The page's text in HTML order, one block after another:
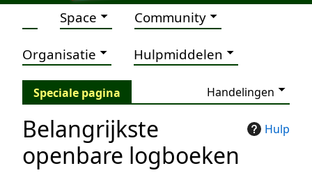
Space Community
Organisatie Hulpmiddelen
Speciale pagina Handelingen
Hulp
Belangrijkste
openbare logboeken